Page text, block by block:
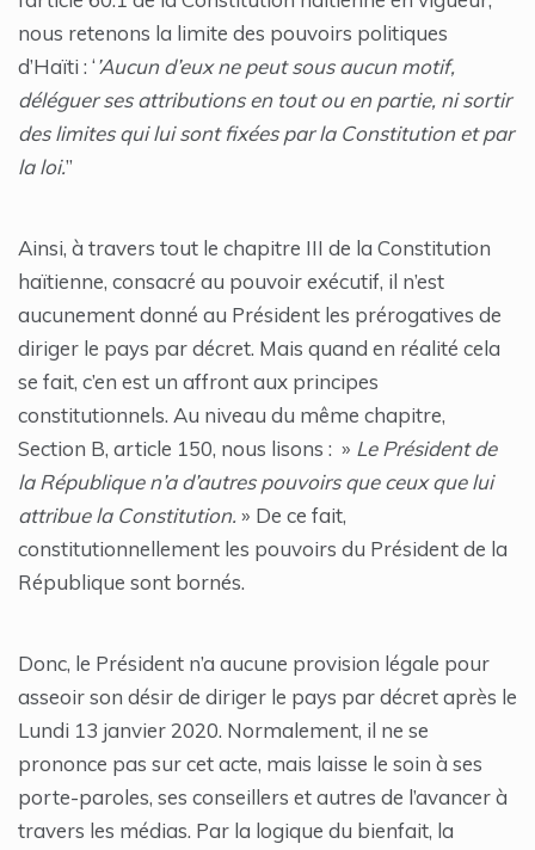
nous retenons la limite des pouvoirs politiques
d’Haïti : ‘’Aucun d’eux ne peut sous aucun motif,
déléguer ses attributions en tout ou en partie, ni sortir
des limites qui lui sont fixées par la Constitution et par
la loi.’’
Ainsi, à travers tout le chapitre III de la Constitution
haïtienne, consacré au pouvoir exécutif, il n’est
aucunement donné au Président les prérogatives de
diriger le pays par décret. Mais quand en réalité cela
se fait, c’en est un affront aux principes
constitutionnels. Au niveau du même chapitre,
Section B, article 150, nous lisons : » Le Président de
la République n’a d’autres pouvoirs que ceux que lui
attribue la Constitution.» De ce fait,
constitutionnellement les pouvoirs du Président de la
République sont bornés.
Donc, le Président n’a aucune provision légale pour
asseoir son désir de diriger le pays par décret après le
Lundi 13 janvier 2020. Normalement, il ne se
prononce pas sur cet acte, mais laisse le soin à ses
porte-paroles, ses conseillers et autres de l’avancer à
travers les médias. Par la logique du bienfait, la